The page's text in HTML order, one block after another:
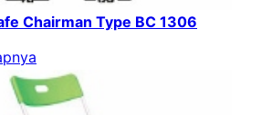
Chairman Type BC 1306